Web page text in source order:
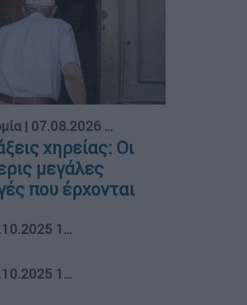
| 07.08.2026 03:00
χηρείας: Οι
μεγάλες
που έρχονται
17:15
17:15